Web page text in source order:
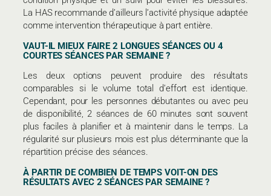
La HAS recommande d’ailleurs l’activité physique adaptée
comme intervention thérapeutique à part entière.
VAUT-IL MIEUX FAIRE 2 LONGUES SÉANCES OU 4
COURTES SÉANCES PAR SEMAINE ?
Les deux options peuvent produire des résultats
comparables si le volume total d’effort est identique.
Cependant, pour les personnes débutantes ou avec peu
de disponibilité, 2 séances de 60 minutes sont souvent
plus faciles à planifier et à maintenir dans le temps. La
régularité sur plusieurs mois est plus déterminante que la
répartition précise des séances.
À PARTIR DE COMBIEN DE TEMPS VOIT-ON DES
RÉSULTATS AVEC 2 SÉANCES PAR SEMAINE ?